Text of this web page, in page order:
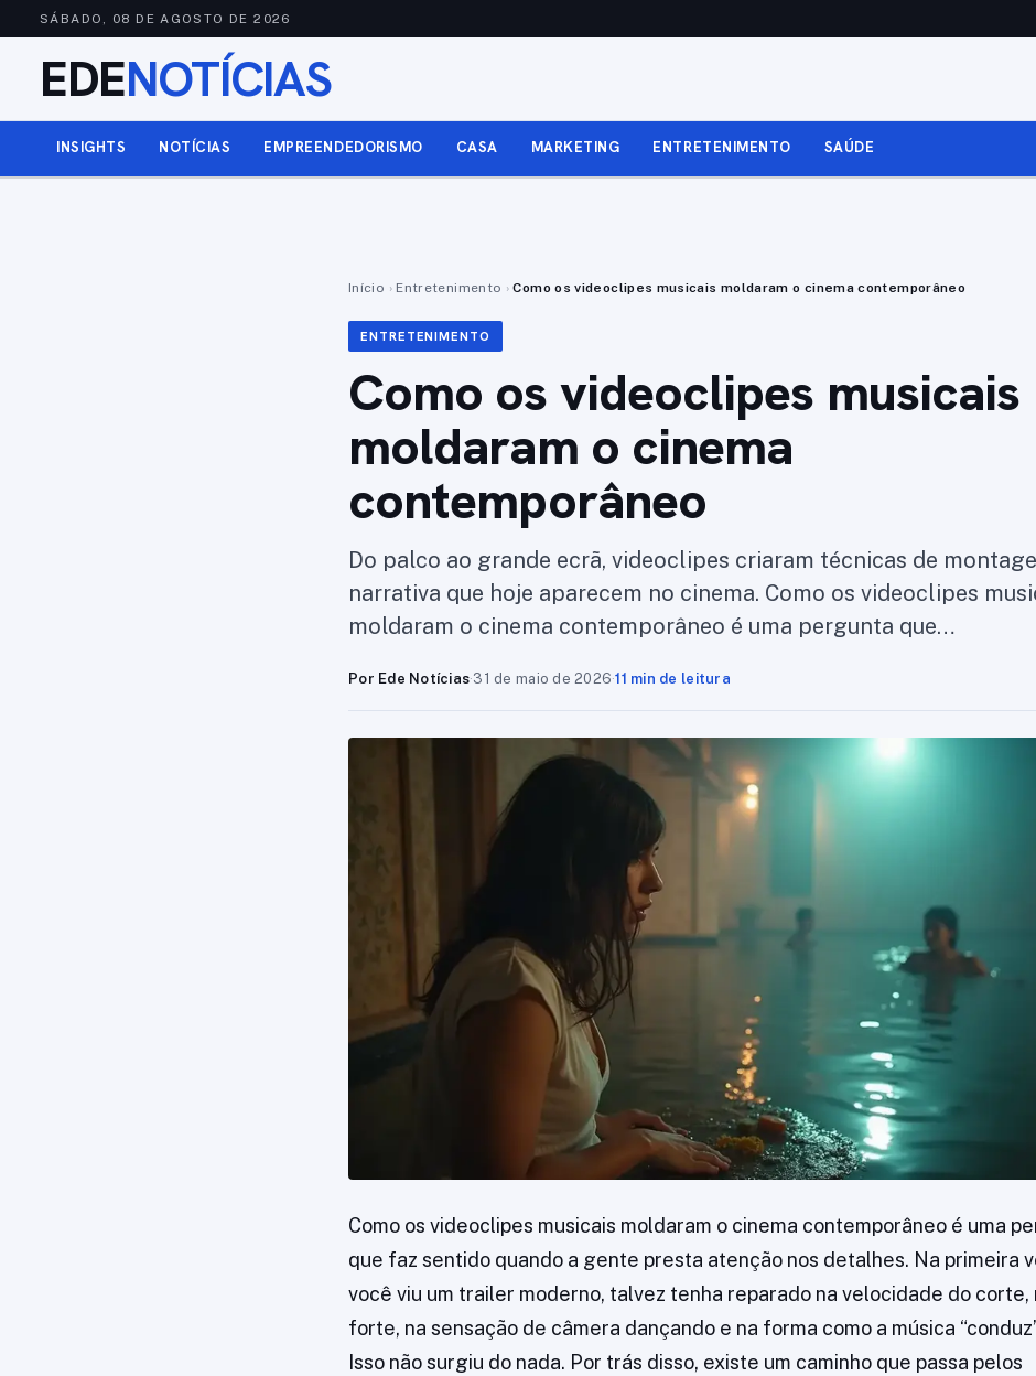
SÁBADO, 08 DE AGOSTO DE 2026
EDENOTÍCIAS
INSIGHTS NOTÍCIAS EMPREENDEDORISMO CASA MARKETING ENTRETENIMENTO SAÚDE
Início › Entretenimento › Como os videoclipes musicais moldaram o cinema contemporâneo
ENTRETENIMENTO
Como os videoclipes musicais
moldaram o cinema
contemporâneo
Do palco ao grande ecrã, videoclipes criaram técnicas de
narrativa que hoje aparecem no cinema. Como os videoclipes
moldaram o cinema contemporâneo é uma pergunta que…
Por Ede Notícias·31 de maio de 2026·11 min de leitura
Como os videoclipes musicais moldaram o cinema contemporâneo é uma
que faz sentido quando a gente presta atenção nos detalhes. Na primeira
você viu um trailer moderno, talvez tenha reparado na velocidade do corte,
forte, na sensação de câmera dançando e na forma como a música
Isso não surgiu do nada. Por trás disso, existe um caminho que passa pelos